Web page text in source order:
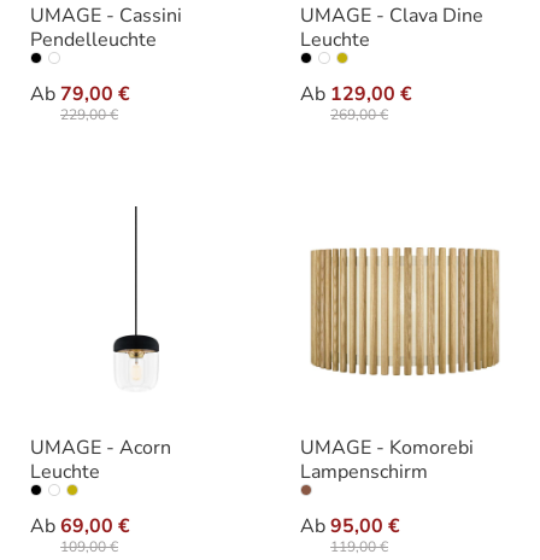
UMAGE - Cassini
Pendelleuchte
Ab79,00 €
229,00 €
Größe
UMAGE - Clava Dine
Leuchte
Ab 129,00 €
269,00 €
Ausführung
UMAGE - Acorn
Leuchte
Ab69,00 €
109,00 €
Ausführung
UMAGE - Komorebi
Lampenschirm
Ab95,00 €
119,00 €
Varianten